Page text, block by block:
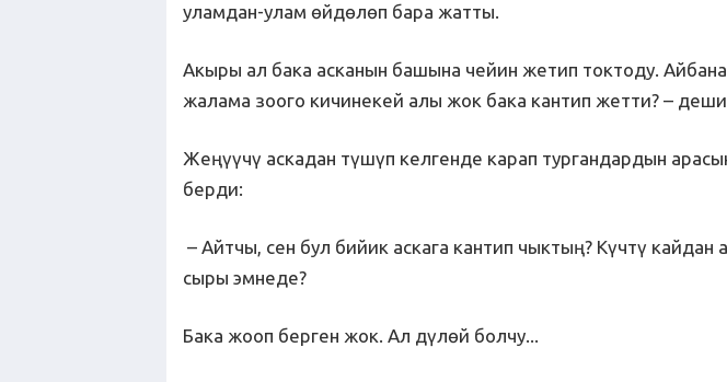
уламдан-улам өйдөлөп бара жатты.
Акыры ал бака асканын башына чейин жетип токтоду.
жалама зоого кичинекей алы жок бака кантип жетти? –
Жеңүүчү аскадан түшүп келгенде карап тургандардын
берди:
– Айтчы, сен бул бийик аскага кантип чыктың? Күчтү
сыры эмнеде?
Бака жооп берген жок. Ал дүлөй болчу...